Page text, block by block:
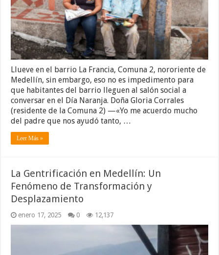
Llueve en el barrio La Francia, Comuna 2, nororiente de
Medellín, sin embargo, eso no es impedimento para
que habitantes del barrio lleguen al salón social a
conversar en el Día Naranja. Doña Gloria Corrales
(residente de la Comuna 2) —«Yo me acuerdo mucho
del padre que nos ayudó tanto, …
Leer Más »
La Gentrificación en Medellín: Un
Fenómeno de Transformación y
Desplazamiento
enero 17, 2025 0 12,137